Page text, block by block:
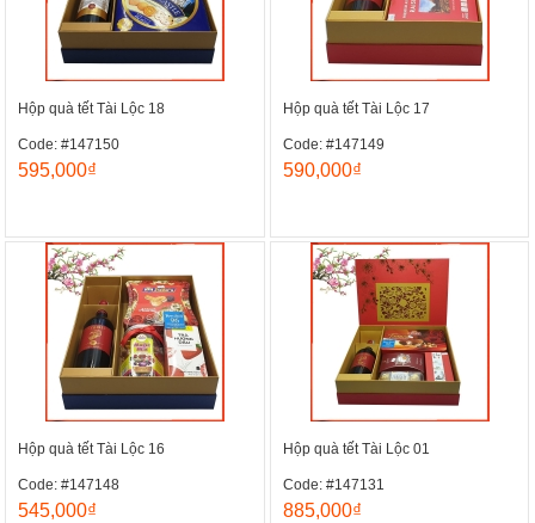
Hộp quà tết Tài Lộc 18
Code: #147150
595,000₫
Hộp quà tết Tài Lộc 17
Code: #147149
590,000₫
Hộp quà tết Tài Lộc 16
Code: #147148
545,000₫
Hộp quà tết Tài Lộc 01
Code: #147131
885,000₫